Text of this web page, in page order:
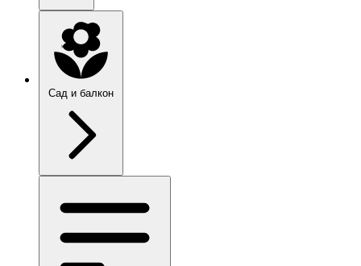
Сад и балкон